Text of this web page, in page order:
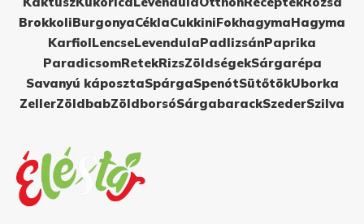
BrokkoliBurgonyaCéklaCukkiniFokhagymaHagyma
KarfiolLencseLevendulaPadlizsánPaprika
ParadicsomRetekRizsZöldségekSárgarépa
Savanyú káposztaSpárgaSpenótSütőtökUborka
ZellerZöldbabZöldborsóSárgabarackSzederSzilva